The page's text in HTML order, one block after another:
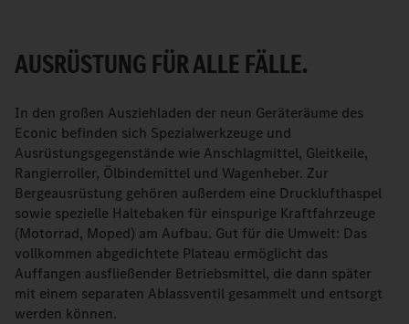
AUSRÜSTUNG FÜR ALLE FÄLLE.
In den großen Ausziehladen der neun Geräteräume des
Econic befinden sich Spezialwerkzeuge und
Ausrüstungsgegenstände wie Anschlagmittel, Gleitkeile,
Rangierroller, Ölbindemittel und Wagenheber. Zur
Bergeausrüstung gehören außerdem eine Drucklufthaspel
sowie spezielle Haltebaken für einspurige Kraftfahrzeuge
(Motorrad, Moped) am Aufbau. Gut für die Umwelt: Das
vollkommen abgedichtete Plateau ermöglicht das
Auffangen ausfließender Betriebsmittel, die dann später
mit einem separaten Ablassventil gesammelt und entsorgt
werden können.